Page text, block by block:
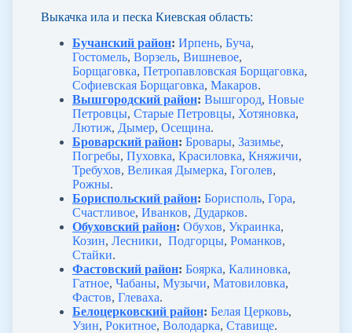
Выкачка ила и песка Киевская область:
Бучанский район: Ирпень, Буча,
Гостомель, Ворзель, Вишневое,
Борщаговка, Петропавловская Борщаговка,
Софиевская Борщаговка, Макаров.
Вышгородский район: Вышгород, Новые
Петровцы, Старые Петровцы, Хотяновка,
Лютиж, Дымер, Осещина.
Броварский район: Бровары, Зазимье,
Погребы, Пуховка, Красиловка, Княжичи,
Требухов, Великая Дымерка, Гоголев,
Рожны.
Бориспольский район: Борисполь, Гора,
Счастливое, Иванков, Дударков.
Обуховский район: Обухов, Украинка,
Козин, Лесники, Подгорцы, Романков,
Стайки.
Фастовский район: Боярка, Калиновка,
Гатное, Чабаны, Музычи, Матовиловка,
Фастов, Глеваха.
Белоцерковский район: Белая Церковь,
Узин, Рокитное, Володарка, Ставище.